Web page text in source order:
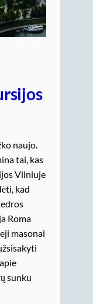
naujo.
tai, kas
Vilniuje
kad
Roma
masonai
sunku